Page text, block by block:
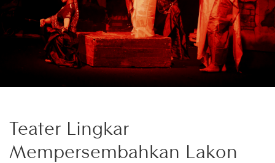
Teater Lingkar
Mempersembahkan Lakon